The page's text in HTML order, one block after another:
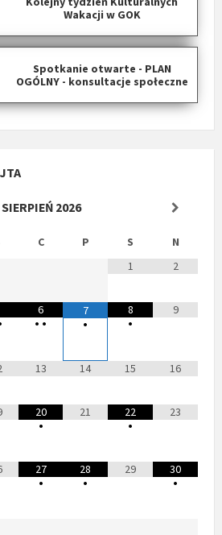
Wakacji w GOK
Spotkanie otwarte - PLAN
OGÓLNY - konsultacje społeczne
SIERPIEŃ 2026
C P S
N
1
2
6
• •
7
•
8
•
9
13 14 15 16
20
•
21
22
•
23
27
•
28
•
29
30
•